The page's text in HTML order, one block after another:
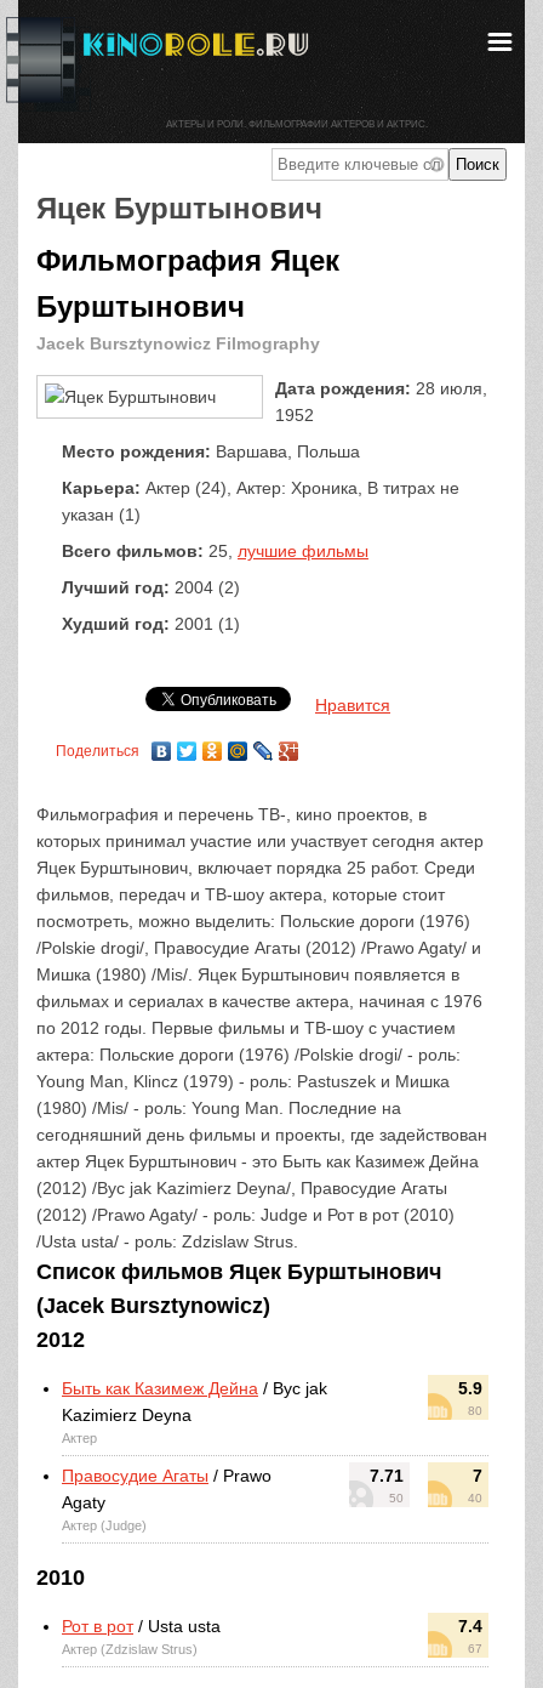
Яцек Бурштынович
Фильмография Яцек
Бурштынович
Jacek Bursztynowicz Filmography
Дата рождения: 28 июля,
1952
Место рождения: Варшава, Польша
Карьера: Актер (24), Актер: Хроника, В титрах не
указан (1)
Всего фильмов: 25, лучшие фильмы
Лучший год: 2004 (2)
Худший год: 2001 (1)
Нравится
Поделиться
Фильмография и перечень ТВ-, кино проектов, в
которых принимал участие или участвует сегодня актер
Яцек Бурштынович, включает порядка 25 работ. Среди
фильмов, передач и ТВ-шоу актера, которые стоит
посмотреть, можно выделить: Польские дороги (1976)
/Polskie drogi/, Правосудие Агаты (2012) /Prawo Agaty/ и
Мишка (1980) /Mis/. Яцек Бурштынович появляется в
фильмах и сериалах в качестве актера, начиная с 1976
по 2012 годы. Первые фильмы и ТВ-шоу с участием
актера: Польские дороги (1976) /Polskie drogi/ - роль:
Young Man, Klincz (1979) - роль: Pastuszek и Мишка
(1980) /Mis/ - роль: Young Man. Последние на
сегодняшний день фильмы и проекты, где задействован
актер Яцек Бурштынович - это Быть как Казимеж Дейна
(2012) /Byc jak Kazimierz Deyna/, Правосудие Агаты
(2012) /Prawo Agaty/ - роль: Judge и Рот в рот (2010)
/Usta usta/ - роль: Zdzislaw Strus.
Список фильмов Яцек Бурштынович
(Jacek Bursztynowicz)
2012
5.9
80
Быть как Казимеж Дейна / Byc jak
Kazimierz Deyna
Актер
7.71
50
7
40
Правосудие Агаты / Prawo
Agaty
Актер (Judge)
2010
7.4
67
Рот в рот/ Usta usta
Актер (Zdzislaw Strus)
АКТЕРЫ И РОЛИ. ФИЛЬМОГРАФИИ АКТЕРОВ И АКТРИС.